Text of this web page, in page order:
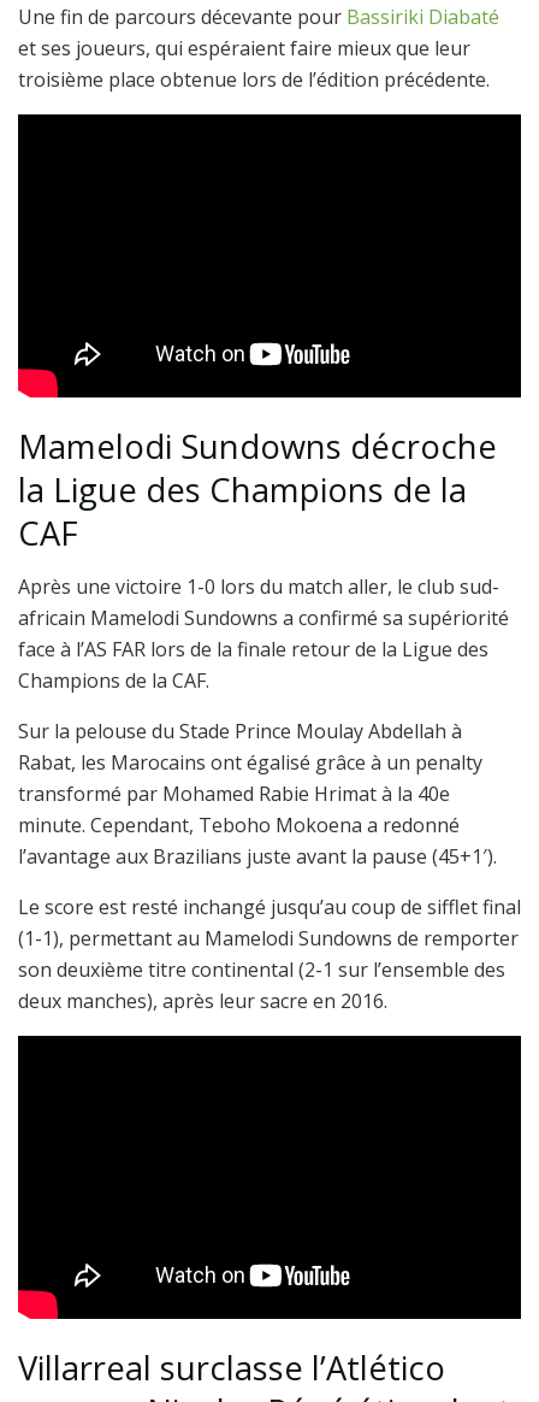
Une fin de parcours décevante pour Bassiriki Diabaté
et ses joueurs, qui espéraient faire mieux que leur
troisième place obtenue lors de l’édition précédente.
Mamelodi Sundowns décroche
la Ligue des Champions de la
CAF
Après une victoire 1-0 lors du match aller, le club sud-
africain Mamelodi Sundowns a confirmé sa supériorité
face à l’AS FAR lors de la finale retour de la Ligue des
Champions de la CAF.
Sur la pelouse du Stade Prince Moulay Abdellah à
Rabat, les Marocains ont égalisé grâce à un penalty
transformé par Mohamed Rabie Hrimat à la 40e
minute. Cependant, Teboho Mokoena a redonné
l’avantage aux Brazilians juste avant la pause (45+1′).
Le score est resté inchangé jusqu’au coup de sifflet final
(1-1), permettant au Mamelodi Sundowns de remporter
son deuxième titre continental (2-1 sur l’ensemble des
deux manches), après leur sacre en 2016.
Villarreal surclasse l’Atlético